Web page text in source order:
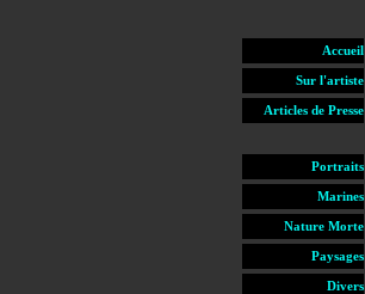
Accueil
Sur l'artiste
Articles de Presse
Portraits
Marines
Nature Morte
Paysages
Divers